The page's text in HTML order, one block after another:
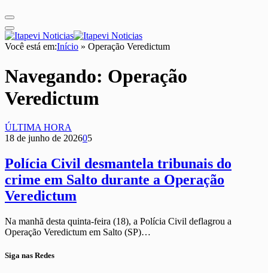
Você está em:Início » Operação Veredictum
Navegando: Operação
Veredictum
ÚLTIMA HORA
18 de junho de 202605
Polícia Civil desmantela tribunais do
crime em Salto durante a Operação
Veredictum
Na manhã desta quinta-feira (18), a Polícia Civil deflagrou a
Operação Veredictum em Salto (SP)…
Siga nas Redes